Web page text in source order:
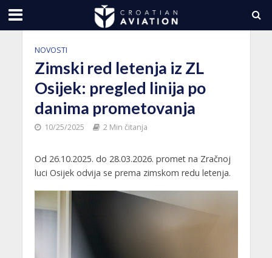
NOVOSTI
Zimski red letenja iz ZL
Osijek: pregled linija po
danima prometovanja
10/25/2025 2 Min čitanja
Od 26.10.2025. do 28.03.2026. promet na Zračnoj
luci Osijek odvija se prema zimskom redu letenja.